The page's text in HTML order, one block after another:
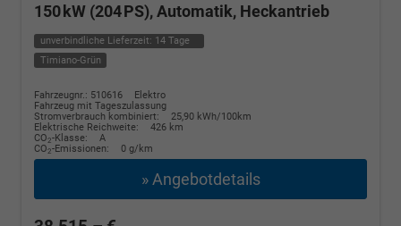
150 kW (204 PS), Automatik, Heckantrieb
unverbindliche Lieferzeit: 14 Tage
Timiano-Grün
Fahrzeugnr.: 510616
Elektro
Fahrzeug mit Tageszulassung
Stromverbrauch kombiniert:
25,90 kWh/100km
Elektrische Reichweite:
426 km
CO2-Klasse:
A
CO2-Emissionen: 0 g/km
» Angebotdetails